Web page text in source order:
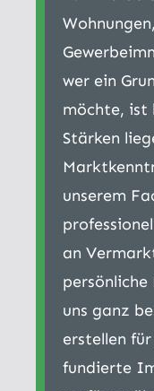
wer ein
möchte, ist
Stärken
unserem
an
uns ganz
erstellen
fundierte